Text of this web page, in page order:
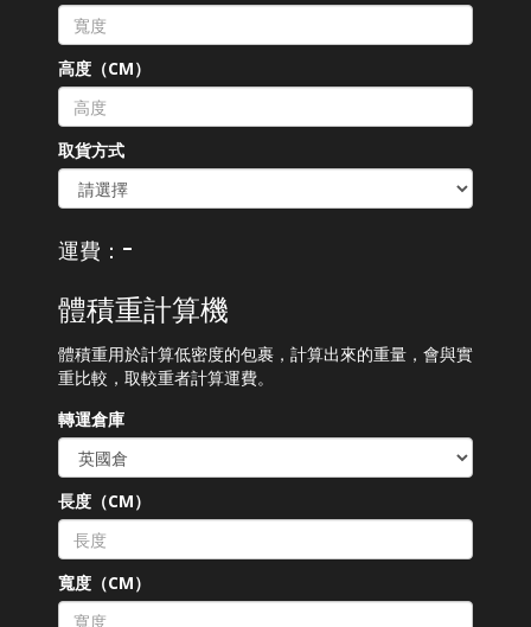
高度（CM）
取貨方式
運費： -
體積重計算機
體積重用於計算低密度的包裹，計算出來的重量，會與實
重比較，取較重者計算運費。
轉運倉庫
長度（CM）
寬度（CM）